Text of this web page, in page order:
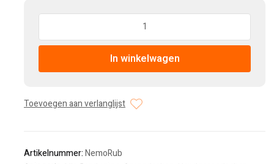
Hoeveelheid:
In winkelwagen
Toevoegen aan verlanglijst
Artikelnummer:NemoRub